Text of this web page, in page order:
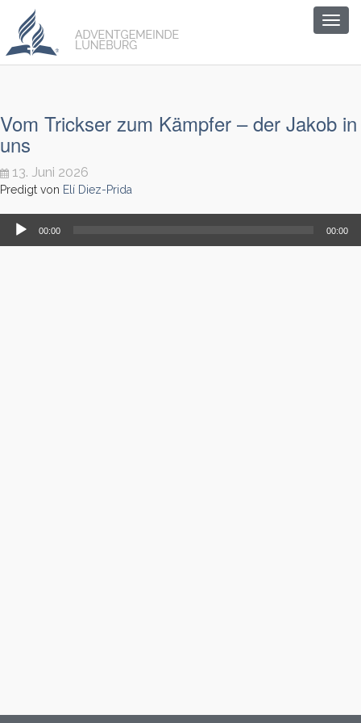
Vom Trickser zum Kämpfer – der Jakob in
uns
13. Juni 2026
Predigt von Elí Diez-Prida
Audio-
Player
00:00 00:00